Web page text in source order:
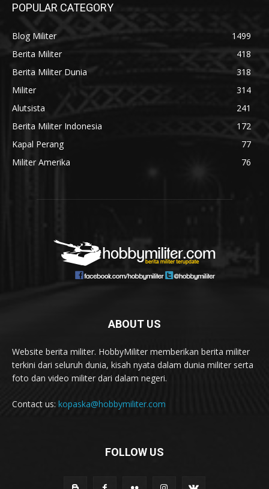
POPULAR CATEGORY
Blog Militer
1499
Berita Militer
418
Berita Militer Dunia
318
Militer
314
Alutsista
241
Berita Militer Indonesia
172
Kapal Perang
77
Militer Amerika
76
ABOUT US
Website berita militer. HobbyMiliter memberikan berita militer
terkini dari seluruh dunia, kisah nyata dalam dunia militer serta
foto dan video militer dari dalam negeri.
Contact us: kopaska@hobbymiliter.com
FOLLOW US